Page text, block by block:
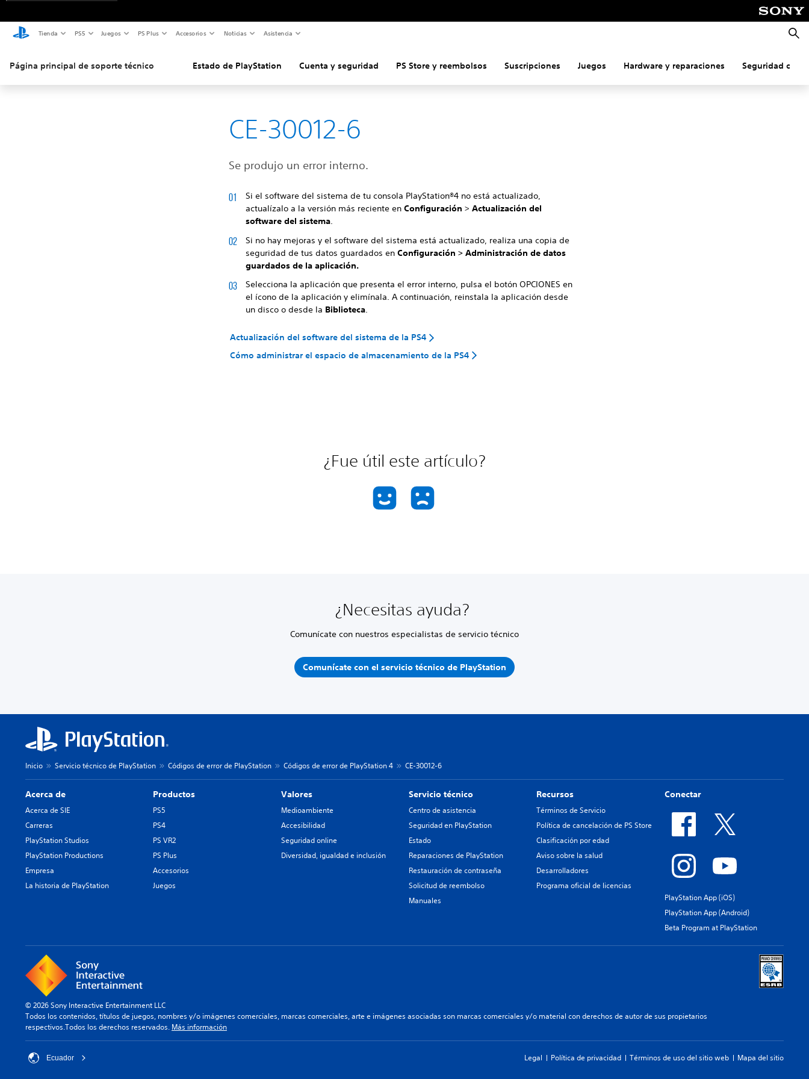
Tienda PS5 Juegos PS Plus Accesorios Noticias Asistencia
Página principal de soporte técnico Estado de PlayStation Cuenta y seguridad PS Store y reembolsos Suscripciones Juegos Hardware y reparaciones Seguridad
CE-30012-6
Se produjo un error interno.
Si el software del sistema de tu consola PlayStation®4 no está actualizado,
actualízalo a la versión más reciente enConfiguración >Actualización del
software del sistema.
Si no hay mejoras y el software del sistema está actualizado, realiza una copia de
seguridad de tus datos guardados enConfiguración > Administración de datos
guardados de la aplicación.
Selecciona la aplicación que presenta el error interno, pulsa el botón OPCIONES en
el ícono de la aplicación y elimínala. A continuación, reinstala la aplicación desde
un disco o desde la Biblioteca.
Actualización del software del sistema de la PS4
Cómo administrar el espacio de almacenamiento de la PS4
¿Fue útil este artículo?
¿Necesitas ayuda?
Comunícate con nuestros especialistas de servicio técnico
Comunícate con el servicio técnico de PlayStation
Inicio Servicio técnico de PlayStation Códigos de error de PlayStation Códigos de error de PlayStation 4 CE-30012-6
Acerca de
Acerca de SIE
Carreras
PlayStation Studios
PlayStation Productions
Empresa
La historia de PlayStation
Productos
PS5
PS4
PS VR2
PS Plus
Accesorios
Juegos
Valores
Medioambiente
Accesibilidad
Seguridad online
Diversidad, igualdad e inclusión
Servicio técnico
Centro de asistencia
Seguridad en PlayStation
Estado
Reparaciones de PlayStation
Restauración de contraseña
Solicitud de reembolso
Manuales
Recursos
Términos de Servicio
Política de cancelación de PS Store
Clasificación por edad
Aviso sobre la salud
Desarrolladores
Programa oficial de licencias
Conectar
PlayStation App (iOS)
PlayStation App (Android)
Beta Program at PlayStation
© 2026 Sony Interactive Entertainment LLC
Todos los contenidos, títulos de juegos, nombres y/o imágenes comerciales, marcas comerciales, arte e imágenes asociadas son marcas comerciales y/o material con derechos de autor de sus propietarios
respectivos.Todos los derechos reservados. Más información
Ecuador Legal Política de privacidad Términos de uso del sitio web Mapa del sitio